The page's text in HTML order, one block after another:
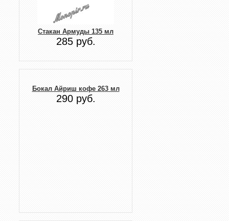
Стакан Армуды 135 мл
285 руб.
Бокал Айриш кофе 263 мл
290 руб.